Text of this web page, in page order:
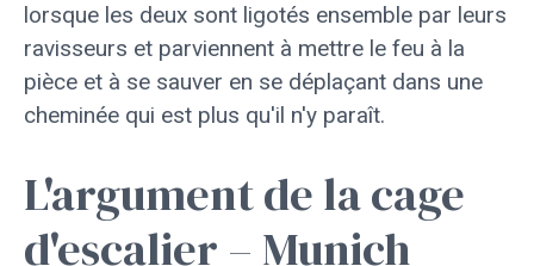
lorsque les deux sont ligotés ensemble par leurs
ravisseurs et parviennent à mettre le feu à la
pièce et à se sauver en se déplaçant dans une
cheminée qui est plus qu'il n'y paraît.
L'argument de la cage
d'escalier – Munich